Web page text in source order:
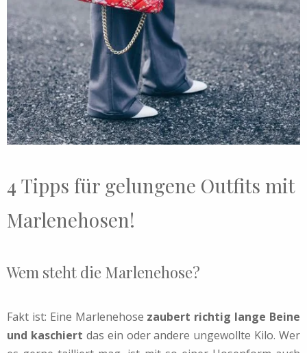
4 Tipps für gelungene Outfits mit
Marlenehosen!
Wem steht die Marlenehose?
Fakt ist: Eine Marlenehose zaubert richtig lange Beine
und kaschiert das ein oder andere ungewollte Kilo. Wer